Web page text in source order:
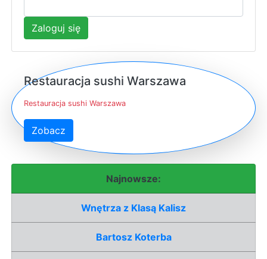
Zaloguj się
Restauracja sushi Warszawa
Restauracja sushi Warszawa
Zobacz
Najnowsze:
Wnętrza z Klasą Kalisz
Bartosz Koterba